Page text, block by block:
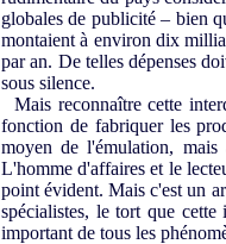
globales de publicité – bien
montaient à environ dix
par an. De telles dépenses
sous silence.
Mais reconnaître cette
fonction de fabriquer les
moyen de l'émulation, mais
L'homme d'affaires et le
point évident. Mais c'est un
spécialistes, le tort que
important de tous les